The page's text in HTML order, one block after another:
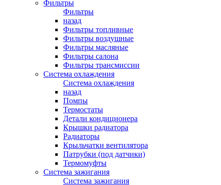
Фильтры
Фильтры
назад
Фильтры топливные
Фильтры воздушные
Фильтры масляные
Фильтры салона
Фильтры трансмиссии
Система охлаждения
Система охлаждения
назад
Помпы
Термостаты
Детали кондиционера
Крышки радиатора
Радиаторы
Крыльчатки вентилятора
Патрубки (под датчики)
Термомуфты
Система зажигания
Система зажигания